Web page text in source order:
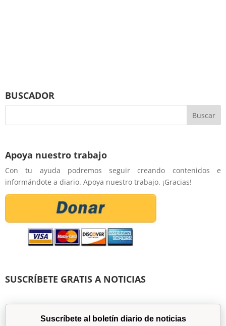
BUSCADOR
Apoya nuestro trabajo
Con tu ayuda podremos seguir creando contenidos e
informándote a diario. Apoya nuestro trabajo. ¡Gracias!
SUSCRÍBETE GRATIS A NOTICIAS
Suscríbete al boletín diario de noticias